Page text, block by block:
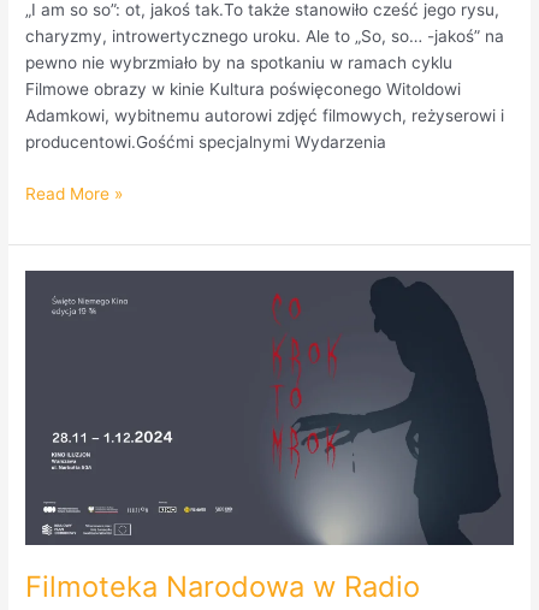
„I am so so”: ot, jakoś tak.To także stanowiło cześć jego rysu,
charyzmy, introwertycznego uroku. Ale to „So, so… -jakoś” na
pewno nie wybrzmiało by na spotkaniu w ramach cyklu
Filmowe obrazy w kinie Kultura poświęconego Witoldowi
Adamkowi, wybitnemu autorowi zdjęć filmowych, reżyserowi i
producentowi.Gośćmi specjalnymi Wydarzenia
Read More »
Filmoteka Narodowa w Radio
Narodowa